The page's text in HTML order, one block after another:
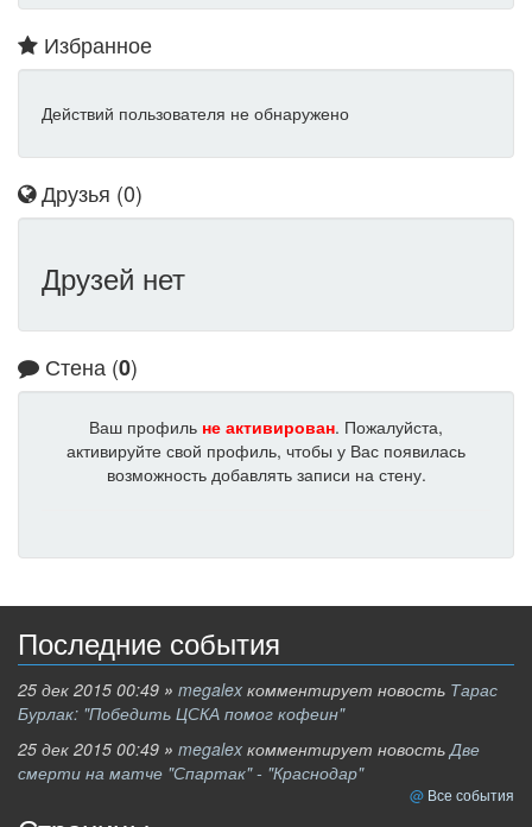
Избранное
Действий пользователя не обнаружено
Друзья (0)
Друзей нет
Стена (0)
Ваш профиль не активирован. Пожалуйста,
активируйте свой профиль, чтобы у Вас появилась
возможность добавлять записи на стену.
Последние события
25 дек 2015 00:49 » megalex комментирует новость Тарас
Бурлак: "Победить ЦСКА помог кофеин"
25 дек 2015 00:49 » megalex комментирует новостьДве
смерти на матче "Спартак" - "Краснодар"
Все события